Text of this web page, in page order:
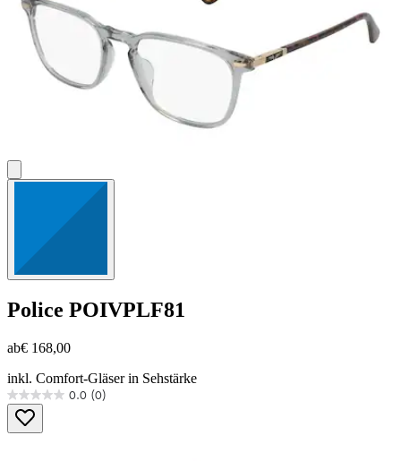
Police POIVPLF81
ab€ 168,00
inkl. Comfort-Gläser in Sehstärke
0.0 (0)
0.0
von
5